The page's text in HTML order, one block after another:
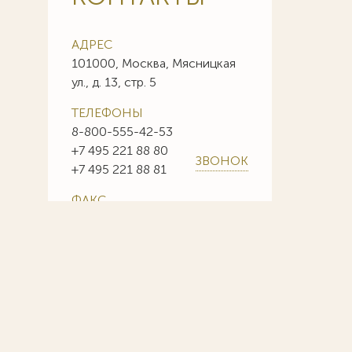
АДРЕС
101000, Москва, Мясницкая
ул., д. 13, стр. 5
ТЕЛЕФОНЫ
8-800-555-42-53
+7 495 221 88 80
+7 495 221 88 81
ЗВОНОК
ФАКС